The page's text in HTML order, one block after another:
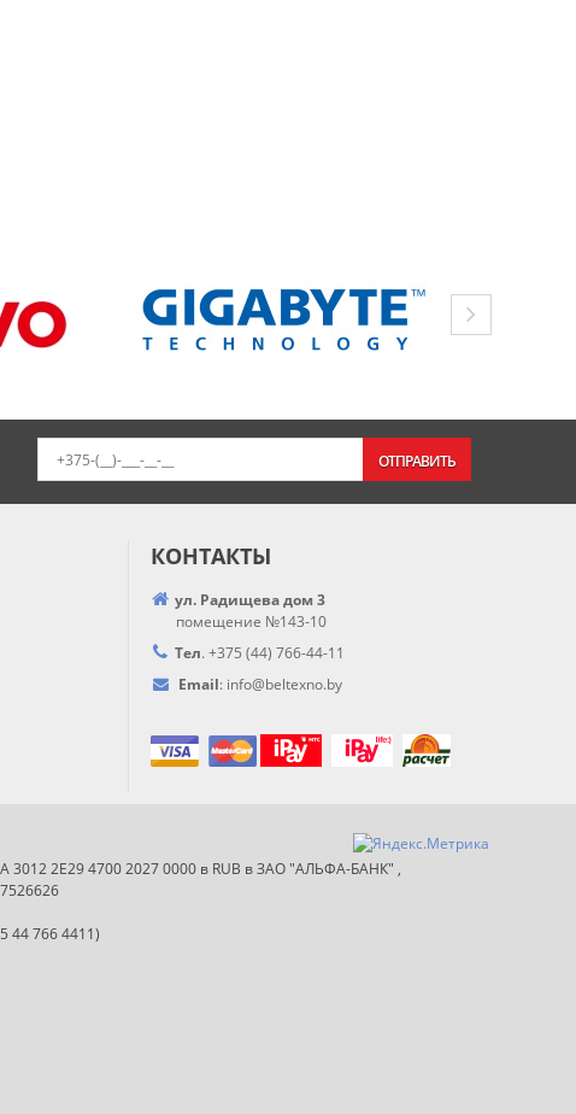
ОТПРАВИТЬ
КОНТАКТЫ
ул. Радищева дом 3
помещение №143-10
Тел. +375 (44) 766-44-11
Email: info@beltexno.by
3012 2E29 4700 2027 0000 в RUB в ЗАО "АЛЬФА-БАНК" ,
44 766 4411)